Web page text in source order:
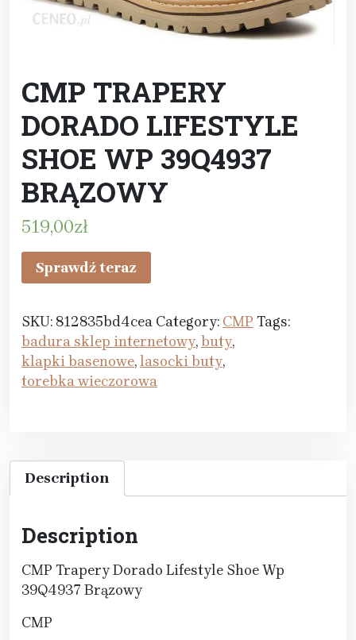
CMP TRAPERY
DORADO LIFESTYLE
SHOE WP 39Q4937
BRĄZOWY
519,00zł
Sprawdź teraz
SKU: 812835bd4cea Category: CMP Tags:
badura sklep internetowy,buty,
klapki basenowe,lasocki buty,
torebka wieczorowa
Description
Description
CMP Trapery Dorado Lifestyle Shoe Wp
39Q4937 Brązowy
CMP